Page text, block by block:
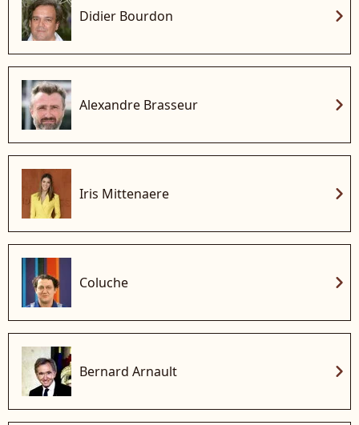
Didier Bourdon chevron_right
Alexandre Brasseur chevron_right
Iris Mittenaere chevron_right
Coluche chevron_right
Bernard Arnault chevron_right